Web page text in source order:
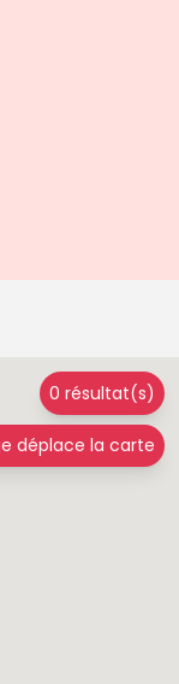
0 résultat(s)
déplace la carte